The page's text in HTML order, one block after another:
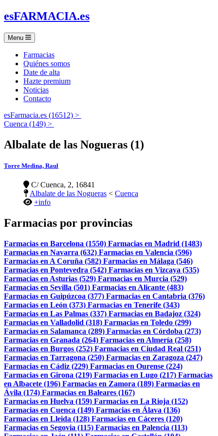
esFARMACIA.es
Menu
Farmacias
Quiénes somos
Date de alta
Hazte premium
Noticias
Contacto
esFarmacia.es (16512) >
Cuenca (149) >
Albalate de las Nogueras (1)
Torre Medina, Raul
C/ Cuenca, 2, 16841
Albalate de las Nogueras < Cuenca
+info
Farmacias por provincias
Farmacias en Barcelona (1550) Farmacias en Madrid (1483)
Farmacias en Navarra (632) Farmacias en Valencia (596)
Farmacias en A Coruña (582) Farmacias en Málaga (546)
Farmacias en Pontevedra (542) Farmacias en Vizcaya (535)
Farmacias en Asturias (529) Farmacias en Murcia (529)
Farmacias en Sevilla (501) Farmacias en Alicante (483)
Farmacias en Guipúzcoa (377) Farmacias en Cantabria (376)
Farmacias en León (373) Farmacias en Tenerife (343)
Farmacias en Las Palmas (337) Farmacias en Badajoz (324)
Farmacias en Valladolid (318) Farmacias en Toledo (299)
Farmacias en Salamanca (289) Farmacias en Córdoba (273)
Farmacias en Granada (264) Farmacias en Almería (258)
Farmacias en Burgos (252) Farmacias en Ciudad Real (251)
Farmacias en Tarragona (250) Farmacias en Zaragoza (247)
Farmacias en Cádiz (229) Farmacias en Ourense (224)
Farmacias en Girona (219) Farmacias en Lugo (217) Farmacias
en Albacete (196) Farmacias en Zamora (189) Farmacias en
Ávila (174) Farmacias en Baleares (167)
Farmacias en Huelva (159) Farmacias en La Rioja (152)
Farmacias en Cuenca (149) Farmacias en Álava (136)
Farmacias en Lleida (128) Farmacias en Cáceres (120)
Farmacias en Segovia (115) Farmacias en Palencia (113)